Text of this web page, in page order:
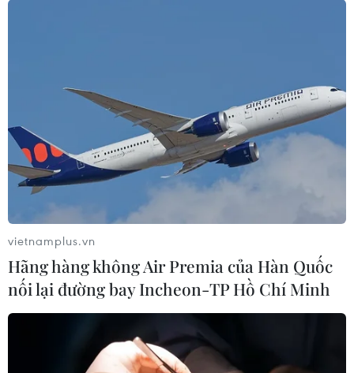
vietnamplus.vn
Hãng hàng không Air Premia của Hàn Quốc
nối lại đường bay Incheon-TP Hồ Chí Minh